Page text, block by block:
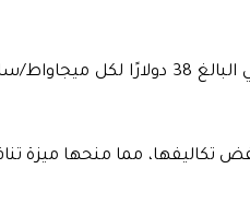
على سبيل المثال، أصبحت الطّاقة المولدة من توربينات الرياح
العالمية ارتفاعًا في أسعار توربينات الرياح منذ عام 2020،